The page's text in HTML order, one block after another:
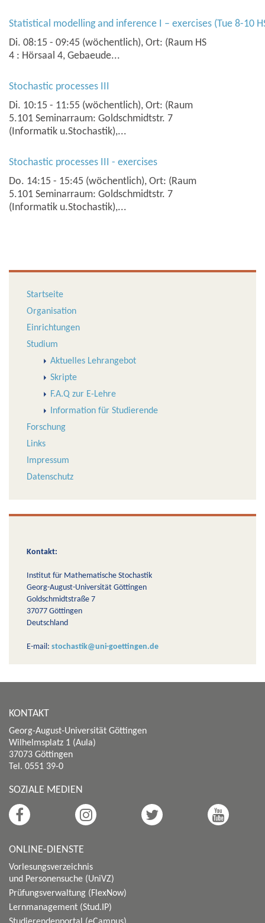
Statistical modelling and inference I – exercises (Tue 8-10
Di. 08:15 - 09:45 (wöchentlich), Ort: (Raum HS
4 : Hörsaal 4, Gebaeude...
Stochastic processes III
Di. 10:15 - 11:55 (wöchentlich), Ort: (Raum
5.101 Seminarraum: Goldschmidtstr. 7
(Informatik u.Stochastik),...
Stochastic processes III - exercises
Do. 14:15 - 15:45 (wöchentlich), Ort: (Raum
5.101 Seminarraum: Goldschmidtstr. 7
(Informatik u.Stochastik),...
Startseite
Organisation
Einrichtungen
Studium
Aktuelles Lehrangebot
Skripte
F.A.Q zur E-Lehre
Information für Studierende
Forschung
Links
Impressum
Datenschutz
Kontakt:
Institut für Mathematische Stochastik
Georg-August-Universität Göttingen
Goldschmidtstraße 7
37077 Göttingen
Deutschland
E-mail: stochastik@uni-goettingen.de
KONTAKT
Georg-August-Universität Göttingen
Wilhelmsplatz 1 (Aula)
37073 Göttingen
Tel. 0551 39-0
SOZIALE MEDIEN
ONLINE-DIENSTE
Vorlesungsverzeichnis
und Personensuche (UniVZ)
Prüfungsverwaltung (FlexNow)
Lernmanagement (Stud.IP)